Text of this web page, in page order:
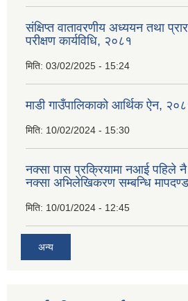
संक्षिप्त वातावरणीय अध्ययन तथा
परीक्षण कार्यविधि, २०८१
मिति: 03/02/2025 - 15:24
माडी गाउँपालिकाको आर्थिक ऐन,
मिति: 10/02/2024 - 15:30
नक्सा पास प्रक्रियामा नआई पहिले
नक्सा अभिलेखिकरण सम्बन्धि
मिति: 10/01/2024 - 12:45
अन्य